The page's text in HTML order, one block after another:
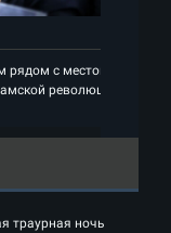
с местом
революции
траурная ночь